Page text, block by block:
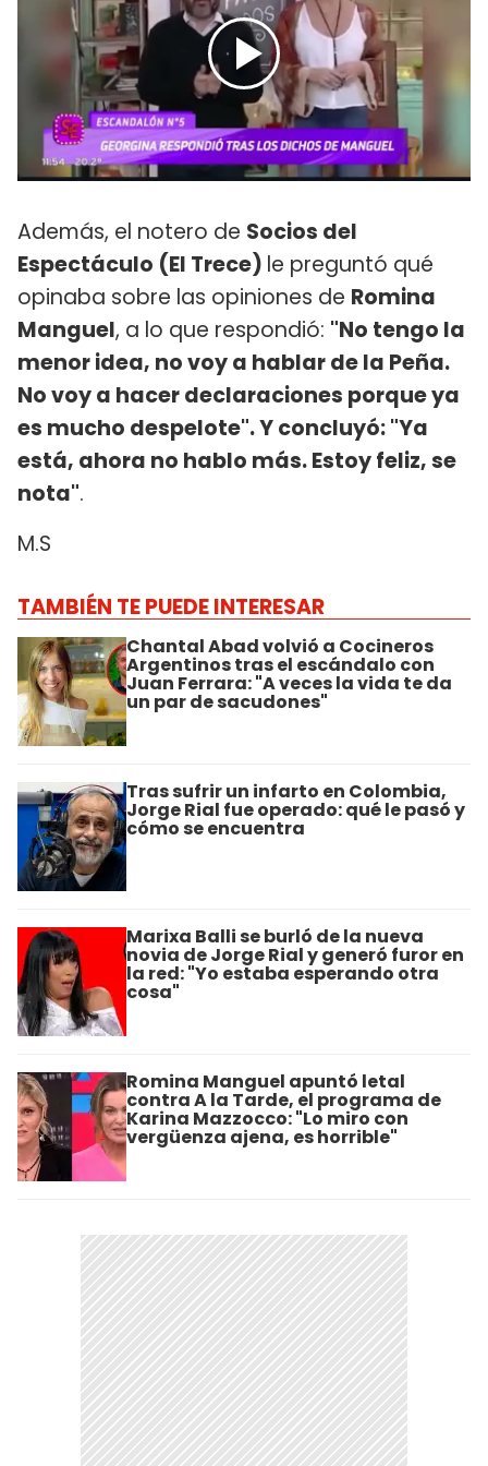
Además, el notero de Socios del
Espectáculo (El Trece) le preguntó qué
opinaba sobre las opiniones de Romina
Manguel, a lo que respondió: "No tengo la
menor idea, no voy a hablar de la Peña.
No voy a hacer declaraciones porque ya
es mucho despelote". Y concluyó: "Ya
está, ahora no hablo más. Estoy feliz, se
nota".
M.S
TAMBIÉN TE PUEDE INTERESAR
Chantal Abad volvió a Cocineros
Argentinos tras el escándalo con
Juan Ferrara: "A veces la vida te da
un par de sacudones"
Tras sufrir un infarto en Colombia,
Jorge Rial fue operado: qué le pasó y
cómo se encuentra
Marixa Balli se burló de la nueva
novia de Jorge Rial y generó furor en
la red: "Yo estaba esperando otra
cosa"
Romina Manguel apuntó letal
contra A la Tarde, el programa de
Karina Mazzocco: "Lo miro con
vergüenza ajena, es horrible"